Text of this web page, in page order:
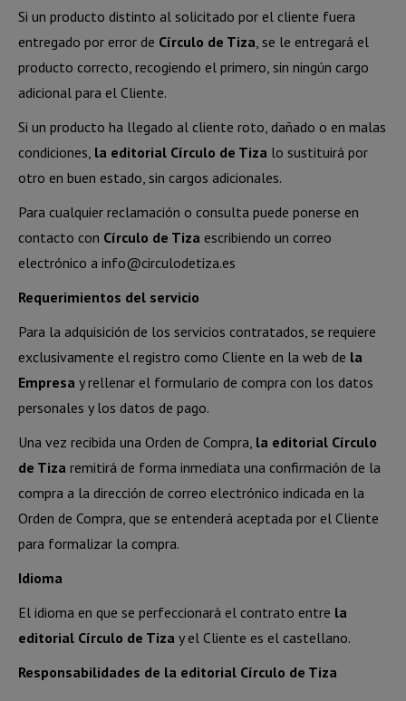
Si un producto distinto al solicitado por el cliente fuera
entregado por error de Círculo de Tiza, se le entregará el
producto correcto, recogiendo el primero, sin ningún cargo
adicional para el Cliente.
Si un producto ha llegado al cliente roto, dañado o en malas
condiciones, la editorial Círculo de Tiza lo sustituirá por
otro en buen estado, sin cargos adicionales.
Para cualquier reclamación o consulta puede ponerse en
contacto con Círculo de Tiza escribiendo un correo
electrónico a info@circulodetiza.es
Requerimientos del servicio
Para la adquisición de los servicios contratados, se requiere
exclusivamente el registro como Cliente en la web de la
Empresa y rellenar el formulario de compra con los datos
personales y los datos de pago.
Una vez recibida una Orden de Compra, la editorial Círculo
de Tiza remitirá de forma inmediata una confirmación de la
compra a la dirección de correo electrónico indicada en la
Orden de Compra, que se entenderá aceptada por el Cliente
para formalizar la compra.
Idioma
El idioma en que se perfeccionará el contrato entre la
editorial Círculo de Tiza y el Cliente es el castellano.
Responsabilidades de la editorial Círculo de Tiza